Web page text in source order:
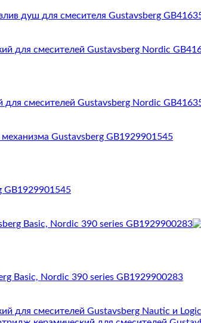
душ для смесителя Gustavsberg
для смесителей Gustavsberg Nordic
GB1929901545
Basic, Nordic 390 series GB1929900283